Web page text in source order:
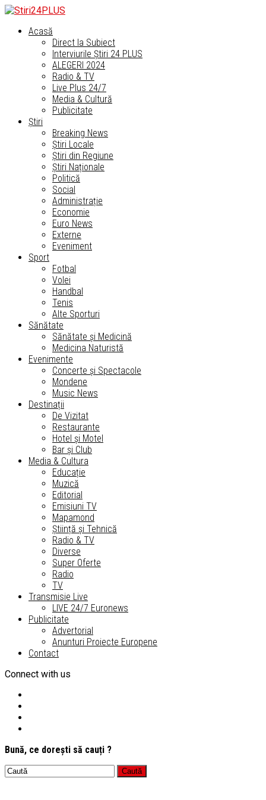
Acasă
Direct la Subiect
Interviurile Știri 24 PLUS
ALEGERI 2024
Radio & TV
Live Plus 24/7
Media & Cultură
Publicitate
Știri
Breaking News
Știri Locale
Știri din Regiune
Știri Naționale
Politică
Social
Administrație
Economie
Euro News
Externe
Eveniment
Sport
Fotbal
Volei
Handbal
Tenis
Alte Sporturi
Sănătate
Sănătate și Medicină
Medicina Naturistă
Evenimente
Concerte și Spectacole
Mondene
Music News
Destinații
De Vizitat
Restaurante
Hotel și Motel
Bar și Club
Media & Cultura
Educație
Muzică
Editorial
Emisiuni TV
Mapamond
Știință și Tehnică
Radio & TV
Diverse
Super Oferte
Radio
TV
Transmisie Live
LIVE 24/7 Euronews
Publicitate
Advertorial
Anunturi Proiecte Europene
Contact
Connect with us
Bună, ce dorești să cauți ?